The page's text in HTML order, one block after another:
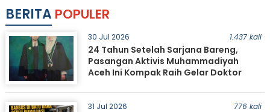
BERITA POPULER
30 Jul 2026 1.437 kali
24 Tahun Setelah Sarjana Bareng,
Pasangan Aktivis Muhammadiyah
Aceh Ini Kompak Raih Gelar Doktor
31 Jul 2026 776 kali